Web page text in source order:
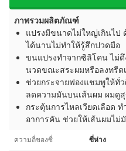
ภาพรวมผลิตภัณฑ์
แปรงมีขนาดไม่ใหญ่เกินไป
ได้นานไม่ทำให้รู้สึกปวดมือ
ขนแปรงทำจากซิลิโคน ไม่
นวดขณะสระผมหรือลงทรีต
ช่วยกระจายฟองแชมพูให้ทั่
ลดความมันบนเส้นผม ผมดู
กระตุ้นการไหลเวียดเลือด
อาการคัน ช่วยให้เส้นผมไม่
ความถี่ของซี่ ซี่ห่าง